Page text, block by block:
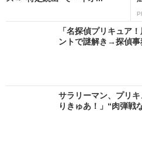
「名探偵プリキュア
ントで謎解き→探偵事
サラリーマン、プリ
りきゅあ！」“肉弾戦